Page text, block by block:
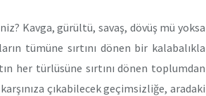
Kavga, gürültü, savaş, dövüş mü yoksa
tümüne sırtını dönen bir kalabalıkla
her türlüsüne sırtını dönen toplumdan
çıkabilecek geçimsizliğe, aradaki